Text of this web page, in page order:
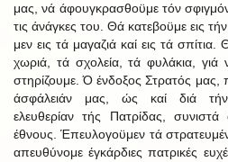
μας, νά άφουγκρασθοϋμε τόν
τις άνάγκες του. Θά κατεβοϋμε εις
μεν εις τά μαγαζιά καί εις τά
χωριά, τά σχολεία, τά φυλάκια, γιά
στηρίζουμε. Ό ένδοξος Στρατός μας,
άσφάλειάν μας, ώς καί διά τήν
ελευθερίαν τής Πατρίδας, συνιστά
έθνους. Έπευλογοϋμεν τά
απευθύνομε έγκάρδιες πατρικές